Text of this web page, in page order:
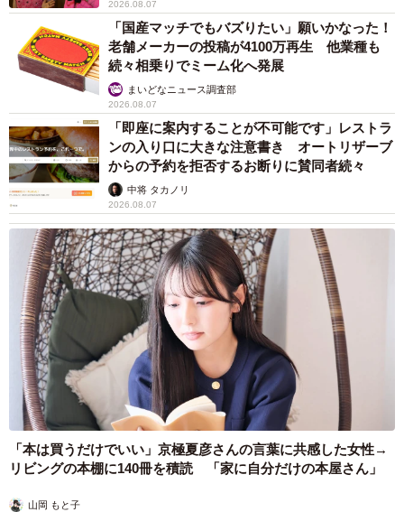
2026.08.07
「国産マッチでもバズりたい」願いかなった！
老舗メーカーの投稿が4100万再生 他業種も
続々相乗りでミーム化へ発展
まいどなニュース調査部
2026.08.07
「即座に案内することが不可能です」レストラ
ンの入り口に大きな注意書き オートリザーブ
からの予約を拒否するお断りに賛同者続々
中将 タカノリ
2026.08.07
「本は買うだけでいい」京極夏彦さんの言葉に共感した女性→
リビングの本棚に140冊を積読 「家に自分だけの本屋さん」
山岡 もと子